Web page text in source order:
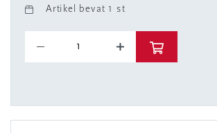
Artikel bevat 1 st